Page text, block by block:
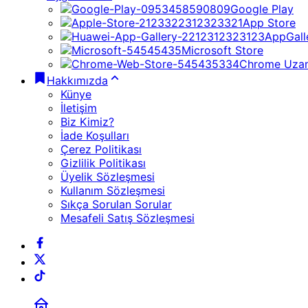
Google Play
App Store
Microsoft Store
Chrome
Hakkımızda
Künye
İletişim
Biz Kimiz?
İade Koşulları
Çerez Politikası
Gizlilik Politikası
Üyelik Sözleşmesi
Kullanım Sözleşmesi
Sıkça Sorulan Sorular
Mesafeli Satış Sözleşmesi